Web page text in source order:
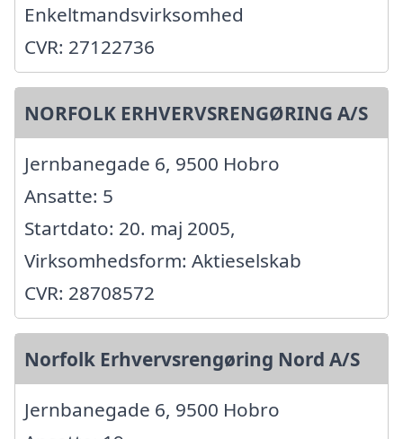
Enkeltmandsvirksomhed
CVR: 27122736
NORFOLK ERHVERVSRENGØRING A/S
Jernbanegade 6, 9500 Hobro
Ansatte: 5
Startdato: 20. maj 2005,
Virksomhedsform: Aktieselskab
CVR: 28708572
Norfolk Erhvervsrengøring Nord A/S
Jernbanegade 6, 9500 Hobro